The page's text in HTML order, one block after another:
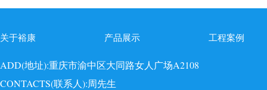
关于裕康 产品展示 工程案例
ADD(地址):重庆市渝中区大同路女人广场A2108
CONTACTS(联系人):周先生